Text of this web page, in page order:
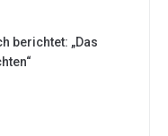
berichtet: „Das